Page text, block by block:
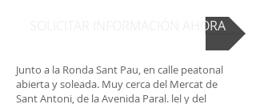
SOLICITAR INFORMACIÓN AHORA
Junto a la Ronda Sant Pau, en calle peatonal
abierta y soleada. Muy cerca del Mercat de
Sant Antoni, de la Avenida Paral. lel y del